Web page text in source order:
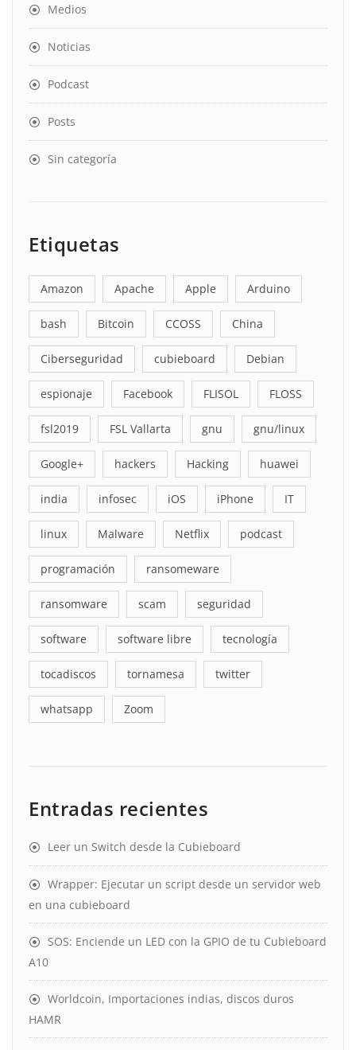
Medios
Noticias
Podcast
Posts
Sin categoría
Etiquetas
Amazon Apache Apple Arduino
bash Bitcoin CCOSS China
Ciberseguridad cubieboard Debian
espionaje Facebook FLISOL FLOSS
fsl2019 FSL Vallarta gnu gnu/linux
Google+ hackers Hacking huawei
india infosec iOS iPhone IT
linux Malware Netflix podcast
programación ransomeware
ransomware scam seguridad
software software libre tecnología
tocadiscos tornamesa twitter
whatsapp Zoom
Entradas recientes
Leer un Switch desde la Cubieboard
Wrapper: Ejecutar un script desde un servidor web
en una cubieboard
SOS: Enciende un LED con la GPIO de tu Cubieboard
A10
Worldcoin, Importaciones indias, discos duros
HAMR